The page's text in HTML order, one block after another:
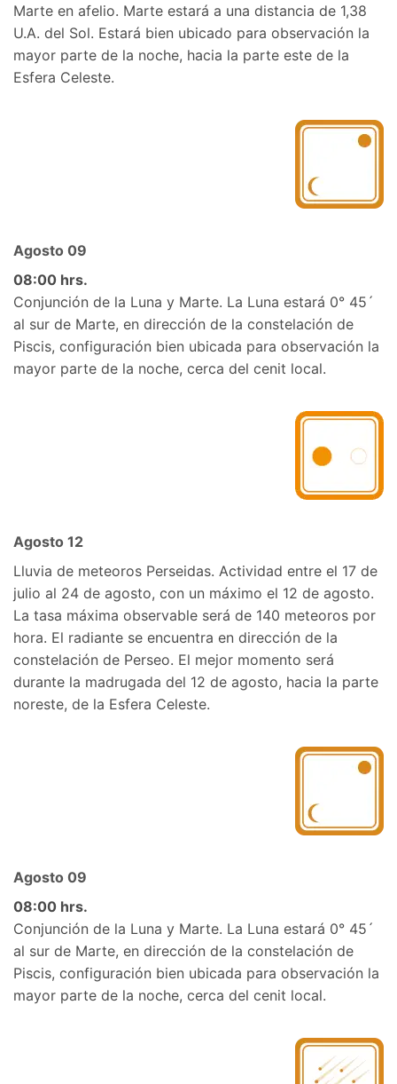
Marte en afelio. Marte estará a una distancia de 1,38
U.A. del Sol. Estará bien ubicado para observación la
mayor parte de la noche, hacia la parte este de la
Esfera Celeste.
Agosto 09
08:00 hrs.
Conjunción de la Luna y Marte. La Luna estará 0° 45´
al sur de Marte, en dirección de la constelación de
Piscis, configuración bien ubicada para observación la
mayor parte de la noche, cerca del cenit local.
Agosto 12
Lluvia de meteoros Perseidas. Actividad entre el 17 de
julio al 24 de agosto, con un máximo el 12 de agosto.
La tasa máxima observable será de 140 meteoros por
hora. El radiante se encuentra en dirección de la
constelación de Perseo. El mejor momento será
durante la madrugada del 12 de agosto, hacia la parte
noreste, de la Esfera Celeste.
Agosto 09
08:00 hrs.
Conjunción de la Luna y Marte. La Luna estará 0° 45´
al sur de Marte, en dirección de la constelación de
Piscis, configuración bien ubicada para observación la
mayor parte de la noche, cerca del cenit local.